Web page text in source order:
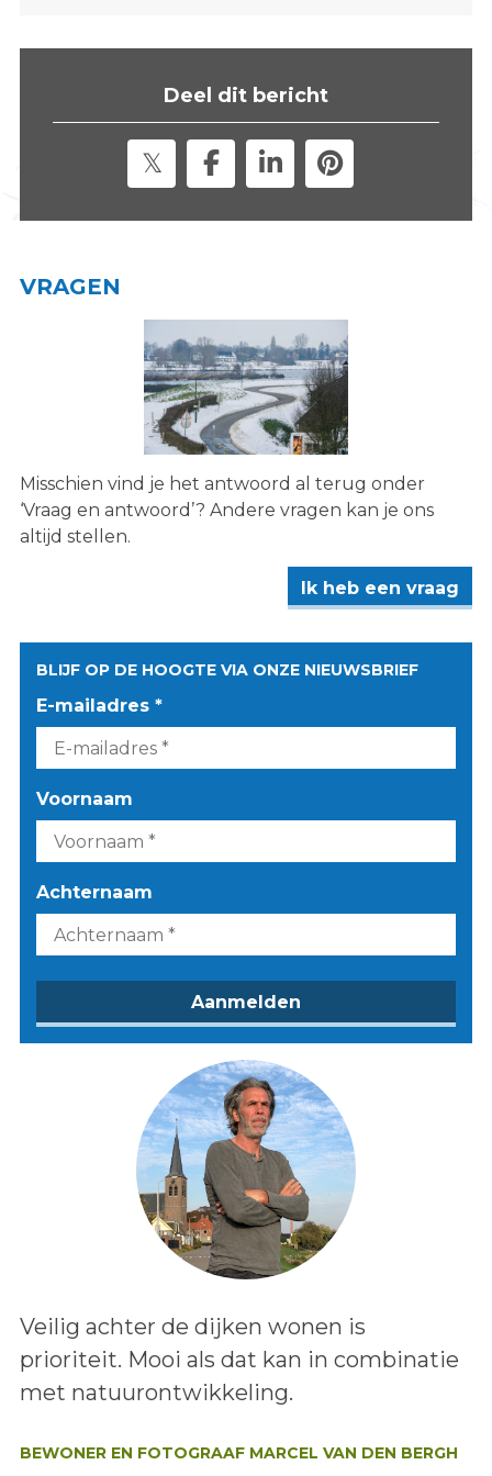
i
Deel dit bericht
VRAGEN
Misschien vind je het antwoord al terug onder
‘Vraag en antwoord’? Andere vragen kan je ons
altijd stellen.
Ik heb een vraag
BLIJF OP DE HOOGTE VIA ONZE NIEUWSBRIEF
E-mailadres *
Voornaam
Achternaam
Lees het bericht:
Veilig achter de dijken wonen is
prioriteit. Mooi als dat kan in combinatie
met natuurontwikkeling.
BEWONER EN FOTOGRAAF MARCEL VAN DEN BERGH